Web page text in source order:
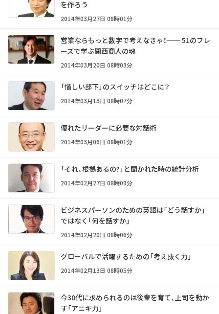
を作ろう
2014年03月27日 08時01分
営業ならもっと数字で考えなきゃ！── 51のフレ
ーズで学ぶ関西商人の魂
2014年03月20日 08時03分
「惜しい部下」のスイッチはどこに？
2014年03月13日 08時07分
優れたリーダーに必要な対話術
2014年03月06日 08時01分
「それ、根拠あるの?」と聞かれた時の統計分析
2014年02月27日 08時09分
ビジネスパーソンのための英語は「どう話すか」
ではなく「何を話すか」
2014年02月20日 08時06分
グローバルで活躍するための「考え抜く力」
2014年02月13日 08時05分
今30代に求められるのは後輩を育て、上司を動か
す「アニキ力」